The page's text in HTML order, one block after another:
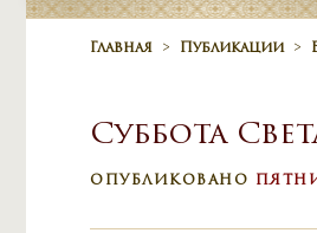
Главная > Публикации >
Суббота
ОПУБЛИКОВАНО